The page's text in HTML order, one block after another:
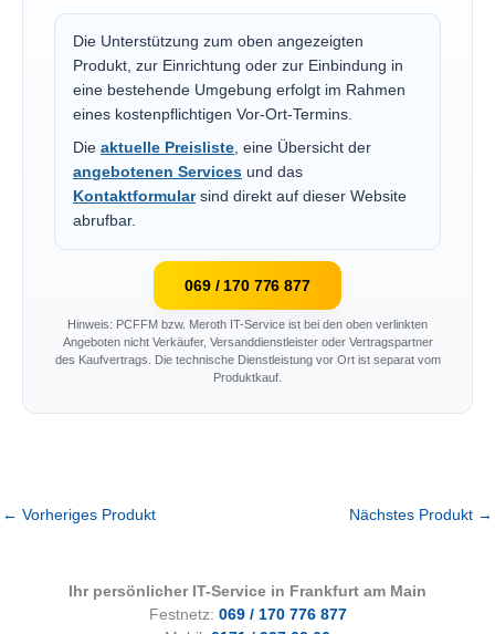
Die Unterstützung zum oben angezeigten
Produkt, zur Einrichtung oder zur Einbindung in
eine bestehende Umgebung erfolgt im Rahmen
eines kostenpflichtigen Vor-Ort-Termins.
Die aktuelle Preisliste, eine Übersicht der
angebotenen Services und das
Kontaktformularsind direkt auf dieser Website
abrufbar.
069 / 170 776 877
Hinweis: PCFFM bzw. Meroth IT-Service ist bei den oben verlinkten
Angeboten nicht Verkäufer, Versanddienstleister oder Vertragspartner
des Kaufvertrags. Die technische Dienstleistung vor Ort ist separat vom
Produktkauf.
← Vorheriges Produkt Nächstes Produkt →
Ihr persönlicher IT-Service in Frankfurt am Main
Festnetz: 069 / 170 776 877